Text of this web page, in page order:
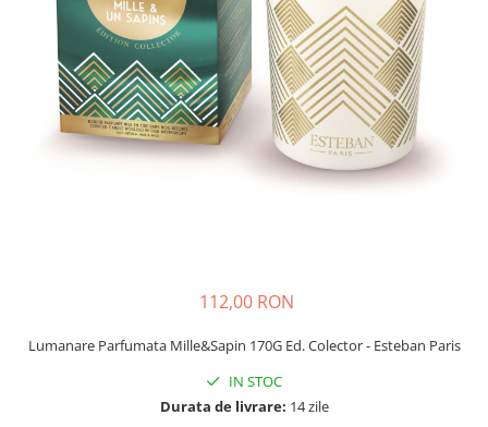
112,00 RON
Lumanare Parfumata Mille&Sapin 170G Ed. Colector - Esteban Paris
IN STOC
Durata de livrare: 14 zile